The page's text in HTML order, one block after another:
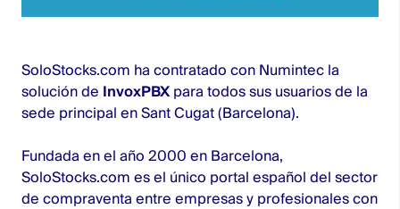
SoloStocks.com ha contratado con Numintec la
solución de InvoxPBX para todos sus usuarios de la
sede principal en Sant Cugat (Barcelona).
Fundada en el año 2000 en Barcelona,
SoloStocks.com es el único portal español del sector
de compraventa entre empresas y profesionales con